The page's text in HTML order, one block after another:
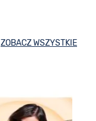
ZOBACZ WSZYSTKIE